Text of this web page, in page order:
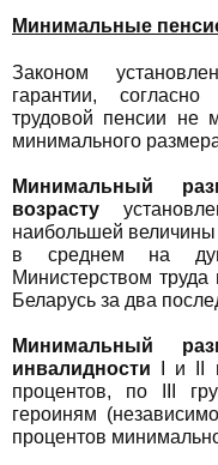
Минимальные
Законом
гарантии,
трудовой пенсии не
минимального
Минимальный
возрасту
наибольшей
в среднем на
Министерством
Беларусь за два
Минимальный
инвалидности I и II
процентов, по III
героиням
процентов